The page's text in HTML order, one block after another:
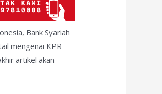
Bank Syariah
mengenai KPR
artikel akan